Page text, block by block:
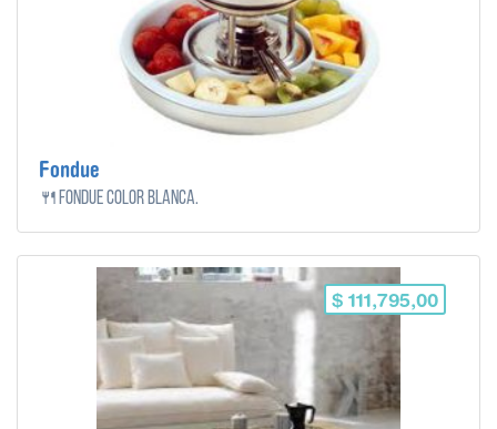
Fondue
🍴Fondue color blanca.
$ 111,795,00